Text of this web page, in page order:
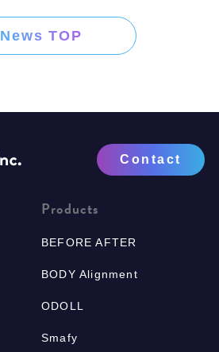
News TOP
Contact
Products
BEFORE AFTER
BODY Alignment
ODOLL
Smafy